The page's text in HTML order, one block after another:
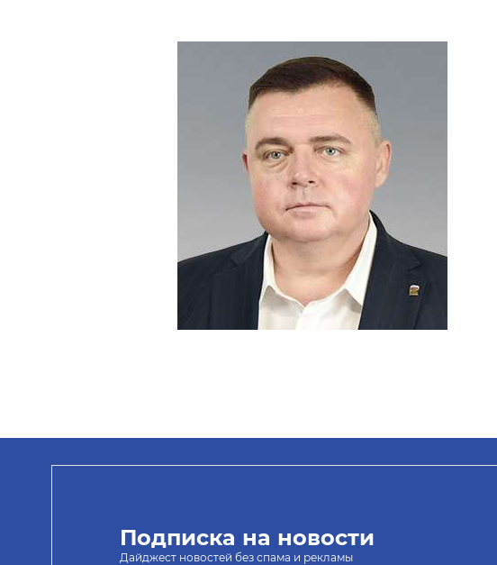
Подписка на новости
Дайджест новостей без спама и рекламы